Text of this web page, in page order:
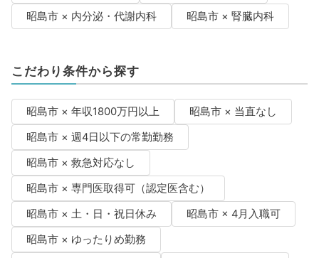
昭島市 × 内分泌・代謝内科
昭島市 × 腎臓内科
こだわり条件から探す
昭島市 × 年収1800万円以上
昭島市 × 当直なし
昭島市 × 週4日以下の常勤勤務
昭島市 × 救急対応なし
昭島市 × 専門医取得可（認定医含む）
昭島市 × 土・日・祝日休み
昭島市 × 4月入職可
昭島市 × ゆったりめ勤務